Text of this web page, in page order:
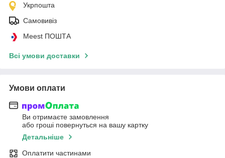
Укрпошта
Самовивіз
Meest ПОШТА
Всі умови доставки
Умови оплати
Ви отримаєте замовлення
або гроші повернуться на вашу картку
Детальніше
Оплатити частинами